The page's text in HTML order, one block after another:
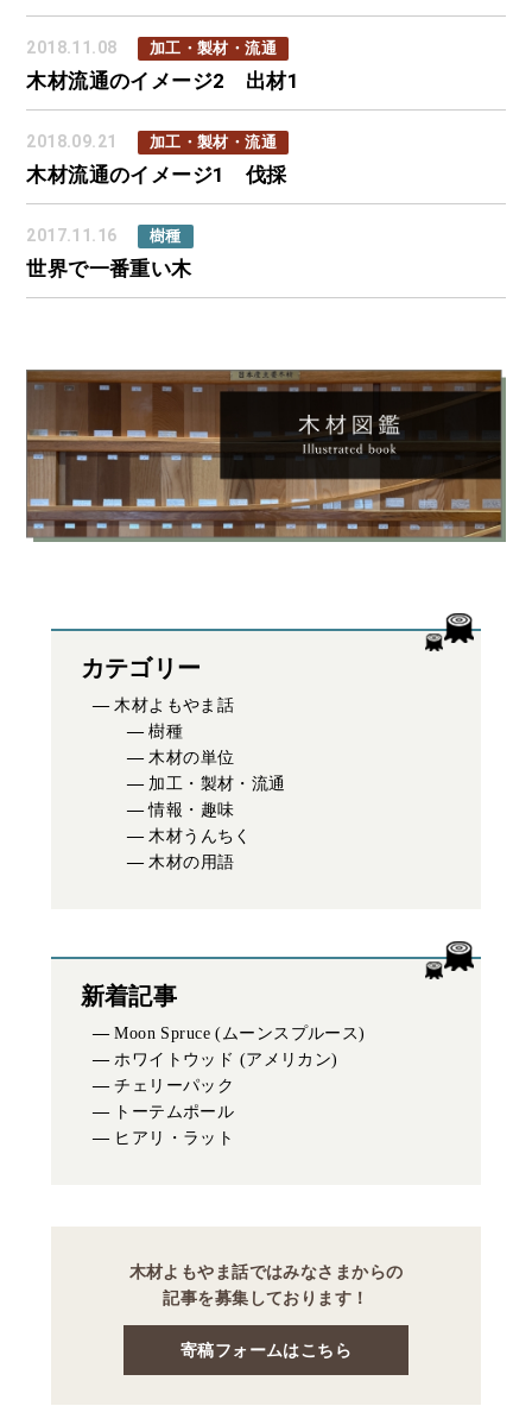
2018.11.08 加工・製材・流通
木材流通のイメージ2 出材1
2018.09.21 加工・製材・流通
木材流通のイメージ1 伐採
2017.11.16 樹種
世界で一番重い木
カテゴリー
木材よもやま話
樹種
木材の単位
加工・製材・流通
情報・趣味
木材うんちく
木材の用語
新着記事
Moon Spruce (ムーンスプルース)
ホワイトウッド (アメリカン)
チェリーパック
トーテムポール
ヒアリ・ラット
木材よもやま話ではみなさまからの
記事を募集しております！
寄稿フォームはこちら